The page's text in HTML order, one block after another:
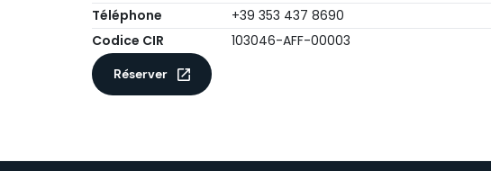
Téléphone
+39 353 437 8690
Codice CIR
103046-AFF-00003
Réserver